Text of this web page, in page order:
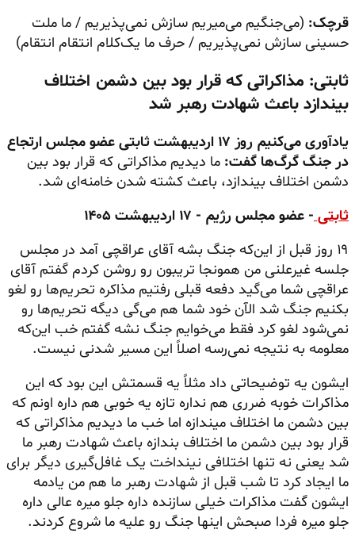
قرچک: (می‌جنگیم می‌میریم سازش نمی‌پذیریم / ما ملت
حسینی سازش نمی‌پذیریم / حرف ما یک‌کلام انتقام انتقام)
ثابتی: مذاکراتی که قرار بود بین دشمن اختلاف
بیندازد باعث شهادت رهبر شد
یادآوری می‌کنیم روز ۱۷ اردیبهشت ثابتی عضو مجلس ارتجاع
در جنگ گرگ‌ها گفت: ما دیدیم مذاکراتی که قرار بود بین
دشمن اختلاف بیندازد، باعث کشته شدن خامنه‌ای شد.
ثابتی- عضو مجلس رژیم - ۱۷ اردیبهشت ۱۴۰۵
۱۹ روز قبل از این‌که جنگ بشه آقای عراقچی آمد در مجلس
جلسه غیرعلنی من همونجا تریبون رو روشن کردم گفتم آقای
عراقچی شما می‌گید دفعه قبلی رفتیم مذاکره تحریم‌ها رو لغو
بکنیم جنگ شد الآن خود شما هم می‌گی دیگه تحریم‌ها رو
نمی‌شود لغو کرد فقط می‌خوایم جنگ نشه گفتم خب این‌که
معلومه به نتیجه نمی‌رسه اصلاً این مسیر شدنی نیست.
ایشون یه توضیحاتی داد مثلاً یه قسمتش این بود که این
مذاکرات خوبه ضرری هم نداره تازه یه خوبی هم داره اونم که
بین دشمن ما اختلاف میندازه اما خب ما دیدیم مذاکراتی که
قرار بود بین دشمن ما اختلاف بندازه باعث شهادت رهبر ما
شد یعنی نه تنها اختلافی نینداخت یک غافل‌گیری دیگر برای
ما ایجاد کرد تا شب قبل از شهادت رهبر ما هم من یادمه
ایشون گفت مذاکرات خیلی سازنده داره جلو میره عالی داره
جلو میره فردا صبحش اینها جنگ رو علیه ما شروع کردند.